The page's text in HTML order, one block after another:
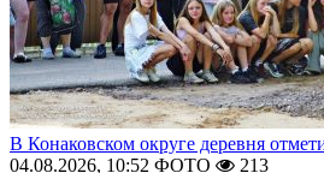
В Конаковском округе деревня
04.08.2026, 10:52 ФОТО
213